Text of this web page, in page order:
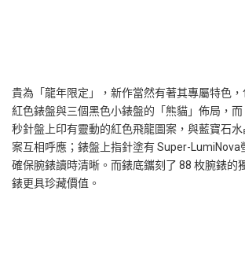
貴為「龍年限定」，新作當然有著其專屬特色
紅色錶盤與三個黑色小錶盤的「熊貓」佈局，
秒針盤上印有靈動的紅色飛龍圖案，與藍寶石
案互相呼應；錶盤上指針塗有 Super-LumiNova
確保腕錶讀時清晰。而錶底鑴刻了 88 枚腕錶的
錶更具珍藏價值。